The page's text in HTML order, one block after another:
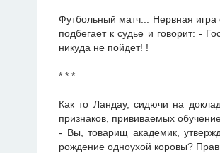
Футбольный матч... Нервная
подбегает к судье и говорит: -
никуда не пойдет! !
* * *
Как то Ландау, сидючи на
признаков, прививаемых
- Вы, товарищ академик,
рождение одноухой коровы?